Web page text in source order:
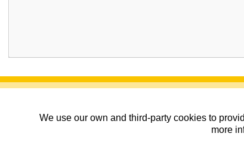
We use our own and third-party cookies to
more